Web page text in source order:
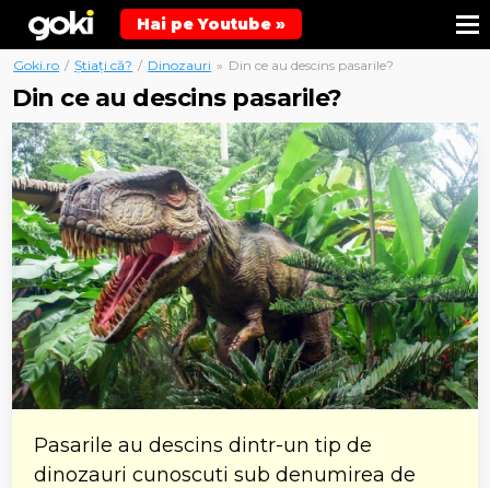
Hai pe Youtube »
Goki.ro / Știați că? / Dinozauri » Din ce au descins pasarile?
Din ce au descins pasarile?
Pasarile au descins dintr-un tip de
dinozauri cunoscuti sub denumirea de